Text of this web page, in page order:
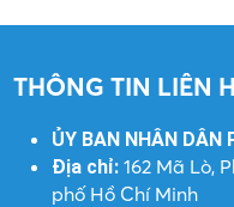
THÔNG TIN LIÊN
ỦY BAN NHÂN DÂN
Địa chỉ: 162 Mã Lò,
phố Hồ Chí Minh